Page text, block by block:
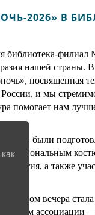
2026» В
библиотека-филиал
нашей страны.
посвященная
и мы
помогает нам
были
национальным
а также
хитом вечера
с ним ассоциации